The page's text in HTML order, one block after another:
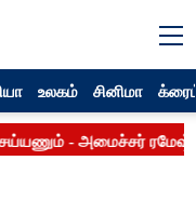
உலகம் சினிமா